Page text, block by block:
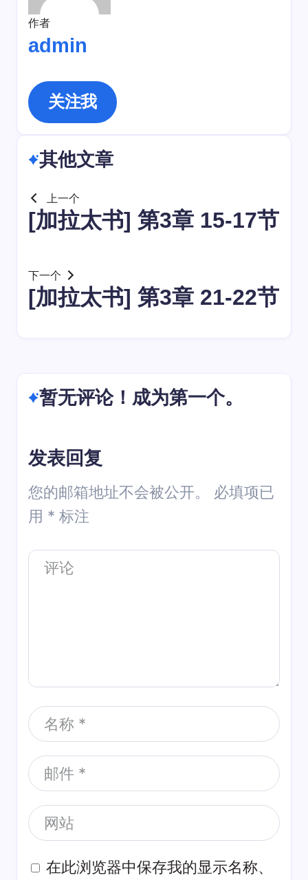
作者
admin
关注我
其他文章
上一个
[加拉太书] 第3章 15-17节
下一个
[加拉太书] 第3章 21-22节
暂无评论！成为第一个。
发表回复
您的邮箱地址不会被公开。
必填项已
用 * 标注
在此浏览器中保存我的显示名称、